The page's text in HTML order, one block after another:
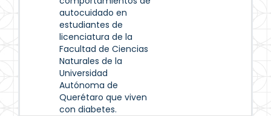
autocuidado en
estudiantes de
licenciatura de la
Facultad de Ciencias
Naturales de la
Universidad
Autónoma de
Querétaro que viven
con diabetes.